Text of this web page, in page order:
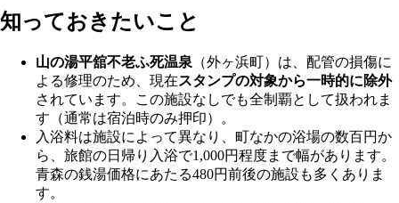
知っておきたいこと
山の湯平舘不老ふ死温泉 （外ヶ浜町）は、配管の損傷に
よる修理のため、現在スタンプの対象から一時的に除外
されています。この施設なしでも全制覇として扱われま
す（通常は宿泊時のみ押印）。
入浴料は施設によって異なり、町なかの浴場の数百円か
ら、旅館の日帰り入浴で1,000円程度まで幅があります。
青森の銭湯価格にあたる480円前後の施設も多くありま
す。